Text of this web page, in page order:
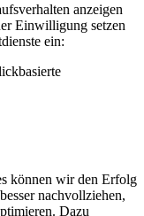
anzeigen
Einwilligung setzen
ein:
können wir den Erfolg
nachvollziehen,
Dazu